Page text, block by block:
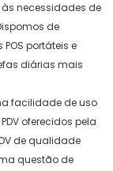
necessidades de
de
portáteis e
diárias mais
facilidade de uso
oferecidos pela
de qualidade
questão de